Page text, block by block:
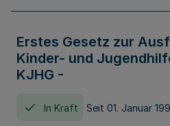
Erstes Gesetz zur
Kinder- und
KJHG -
In Kraft Seit 01. Januar